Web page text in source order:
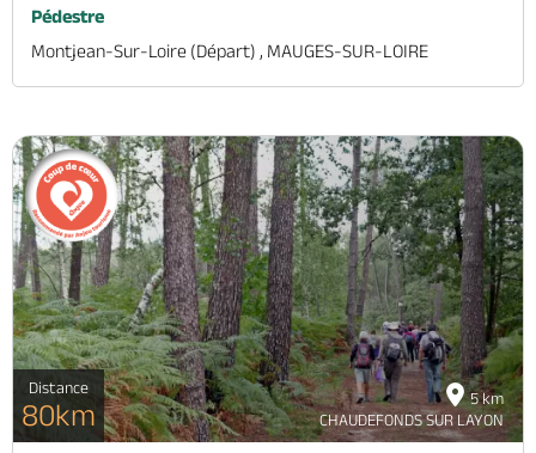
Pédestre
Montjean-Sur-Loire (départ) , MAUGES-SUR-LOIRE
5 km
CHAUDEFONDS SUR LAYON
Distance
80km